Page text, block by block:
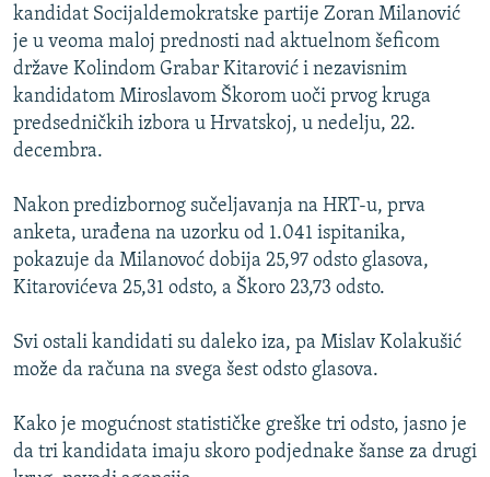
TV LIBERTY
POST SCRIPTUM
MOJA EVROPA
TRI DECENIJE OD RATA U BIH
NASTANAK I RASPAD JUGOSLAVIJE
Sve RFE/RL stranice
kandidat Socijaldemokratske partije Zoran Milanović
je u veoma maloj prednosti nad aktuelnom šeficom
države Kolindom Grabar Kitarović i nezavisnim
kandidatom Miroslavom Škorom uoči prvog kruga
predsedničkih izbora u Hrvatskoj, u nedelju, 22.
decembra.
Nakon predizbornog sučeljavanja na HRT-u, prva
anketa, urađena na uzorku od 1.041 ispitanika,
pokazuje da Milanovoć dobija 25,97 odsto glasova,
Kitarovićeva 25,31 odsto, a Škoro 23,73 odsto.
Svi ostali kandidati su daleko iza, pa Mislav Kolakušić
može da računa na svega šest odsto glasova.
Kako je mogućnost statističke greške tri odsto, jasno je
da tri kandidata imaju skoro podjednake šanse za drugi